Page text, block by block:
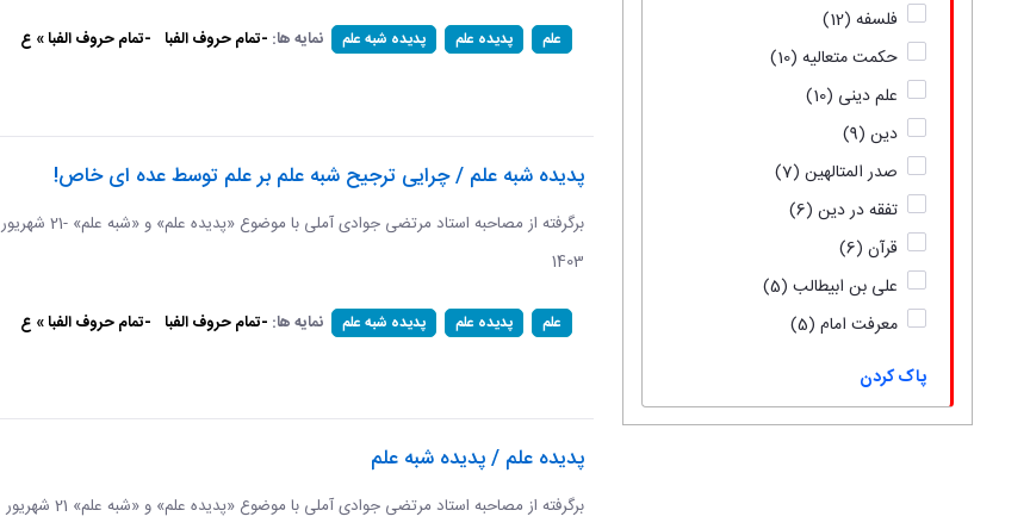
فلسفه (12)
حکمت متعالیه (10)
علم دینی (10)
دین (9)
صدر المتالهین (7)
تفقه در دین (6)
قرآن (6)
علی بن ابیطالب (5)
معرفت امام (5)
پاک کردن
علم پدیده علم پدیده شبه علم نمایه ها: -تمام حروف الفبا -تمام حروف الفبا » ع
پدیده شبه علم / چرایی ترجیح شبه علم بر علم توسط عده ای خاص!
برگرفته از مصاحبه استاد مرتضی جوادی آملی با موضوع «پدیده علم» و «شبه علم» -21 شهریور
1403
علم پدیده علم پدیده شبه علم نمایه ها: -تمام حروف الفبا -تمام حروف الفبا » ع
پدیده علم / پدیده شبه علم
برگرفته از مصاحبه استاد مرتضی جوادی آملی با موضوع «پدیده علم» و «شبه علم» 21 شهریور